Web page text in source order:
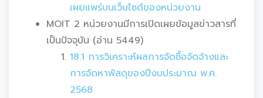
เผยแพร่บนเว็บไซต์ของหน่วยงาน
MOIT 2 หน่วยงานมีการเปิดเผยข้อมูลข่าวสารที่
เป็นปัจจุบัน (อ่าน 5449)
18.1 การวิเคราะห์ผลการจัดซื้อจัดจ้างและ
การจัดหาพัสดุของปีงบประมาณ พ.ศ.
2568